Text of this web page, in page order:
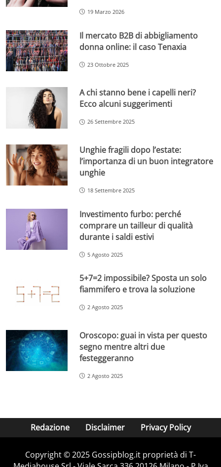
19 Marzo 2026
Il mercato B2B di abbigliamento
donna online: il caso Tenaxia
23 Ottobre 2025
A chi stanno bene i capelli neri?
Ecco alcuni suggerimenti
26 Settembre 2025
Unghie fragili dopo l’estate:
l’importanza di un buon integratore
unghie
18 Settembre 2025
Investimento furbo: perché
comprare un tailleur di qualità
durante i saldi estivi
5 Agosto 2025
5+7=2 impossibile? Sposta un solo
fiammifero e trova la soluzione
2 Agosto 2025
Oroscopo: guai in vista per questo
segno mentre altri due
festeggeranno
2 Agosto 2025
Redazione Disclaimer Privacy Policy
Copyright © 2025 Gossipblog.it proprietà di T-